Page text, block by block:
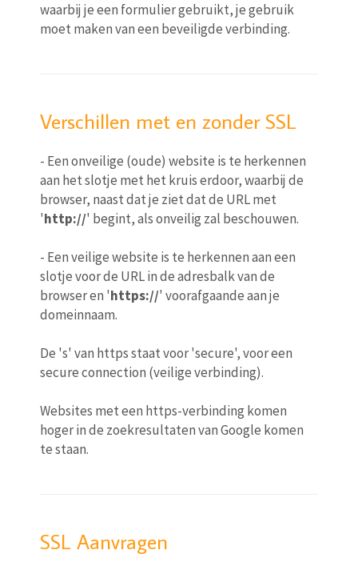
waarbij je een formulier gebruikt, je gebruik
moet maken van een beveiligde verbinding.
Verschillen met en zonder SSL
- Een onveilige (oude) website is te herkennen
aan het slotje met het kruis erdoor, waarbij de
browser, naast dat je ziet dat de URL met
'http://' begint, als onveilig zal beschouwen.
- Een veilige website is te herkennen aan een
slotje voor de URL in de adresbalk van de
browser en 'https://' voorafgaande aan je
domeinnaam.
De 's' van https staat voor 'secure', voor een
secure connection (veilige verbinding).
Websites met een https-verbinding komen
hoger in de zoekresultaten van Google komen
te staan.
SSL Aanvragen